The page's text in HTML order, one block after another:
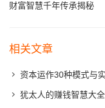
财富智慧千年传承揭秘
相关文章
资本运作30种模式与实战解析，开
犹太人的赚钱智慧大全集，千年传